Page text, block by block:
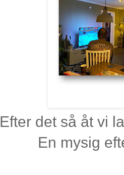
Efter det så åt vi
En mysig